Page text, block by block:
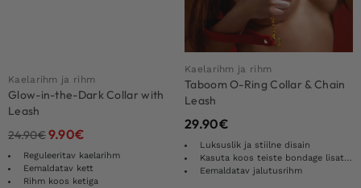
Kaelarihm ja rihm
Glow-in-the-Dark Collar with
Leash
24.90€9.90€
Reguleeritav kaelarihm
Eemaldatav kett
Rihm koos ketiga
Kaelarihm ja rihm
Taboom O-Ring Collar & Chain
Leash
29.90€
Luksuslik ja stiilne disain
Kasuta koos teiste bondage lisatarvikutega
Eemaldatav jalutusrihm